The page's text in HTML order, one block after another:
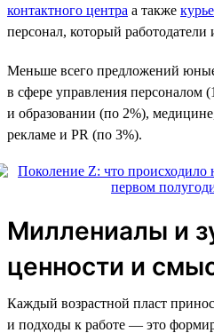
контактного центра а также
персонал, который
Меньше всего предложений
в сфере управления персоналом
и образовании (по 2%),
рекламе и PR (по 3%).
Миллениалы и
ценности и
Каждый возрастной пласт
и подходы к работе — это